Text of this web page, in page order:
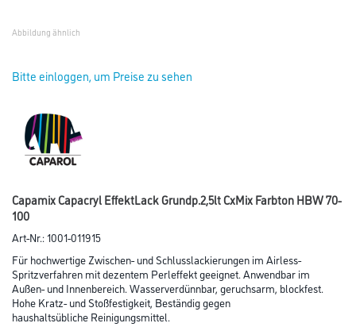
Abbildung ähnlich
Bitte einloggen, um Preise zu sehen
Capamix Capacryl EffektLack Grundp.2,5lt CxMix Farbton HBW 70-
100
Art-Nr.:1001-011915
Für hochwertige Zwischen- und Schlusslackierungen im Airless-
Spritzverfahren mit dezentem Perleffekt geeignet. Anwendbar im
Außen- und Innenbereich. Wasserverdünnbar, geruchsarm, blockfest.
Hohe Kratz- und Stoßfestigkeit, Beständig gegen
haushaltsübliche Reinigungsmittel.